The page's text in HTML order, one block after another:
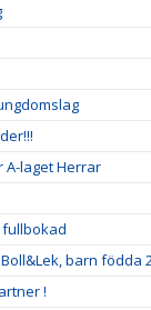
laget Herrar
barn födda
!